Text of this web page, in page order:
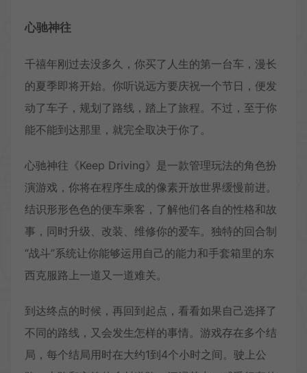
心驰神往
千禧年刚过去没多久，你买了人生的第一台车，漫长
的夏季即将开始。你听说远方要庆祝一个节日，便发
动了车子，规划了路线，踏上了旅程。不过，至于你
能不能到达那里，就完全取决于你了。
心驰神往《Keep Driving》是一款管理玩法的角色扮
演游戏，你将在程序生成的像素开放世界缓慢前进。
结识形形色色的便车乘客，了解他们各自的性格和故
事，同时升级、改装、维修你的爱车。独特的回合制
“战斗”系统让你能够运用自己的能力和手套箱里的东
西克服路上一道又一道难关。
到达终点的时候，再回到起点，看看如果自己选择了
不同的路线，又会发生怎样的事情。游戏存在多个结
局，每个结局用时在大约1到4个小时之间。驶上公